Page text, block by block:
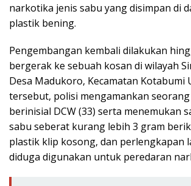
narkotika jenis sabu yang disimpan di
plastik bening.
Pengembangan kembali dilakukan
bergerak ke sebuah kosan di wilayah
Desa Madukoro, Kecamatan Kotabumi
tersebut, polisi mengamankan
berinisial DCW (33) serta menemukan
sabu seberat kurang lebih 3 gram
plastik klip kosong, dan perlengkapan
diduga digunakan untuk peredaran